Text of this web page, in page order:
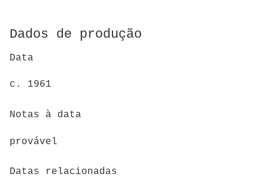
Dados de produção
Data
c. 1961
Notas à data
provável
Datas relacionadas